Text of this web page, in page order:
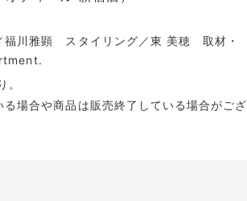
川雅顕 スタイリング／東 美穂 取材・
。
場合や商品は販売終了している場合がござ